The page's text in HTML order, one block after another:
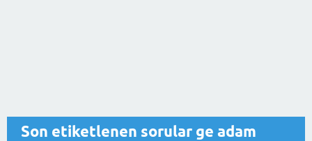
Son etiketlenen sorular ge adam